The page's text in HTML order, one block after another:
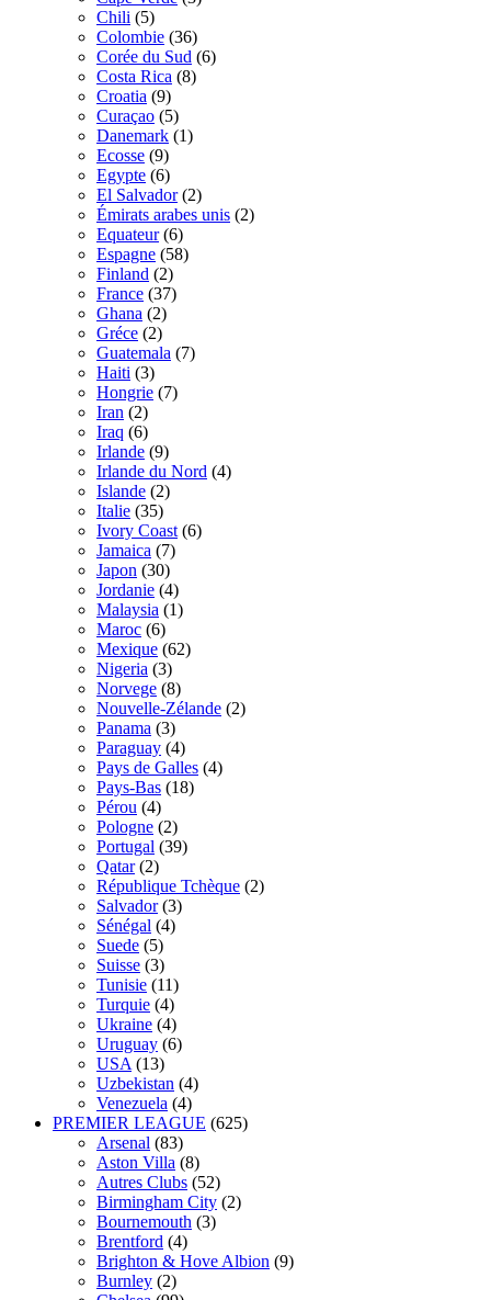
Chili (5)
Colombie (36)
Corée du Sud (6)
Costa Rica (8)
Croatia (9)
Curaçao (5)
Danemark (1)
Ecosse (9)
Egypte (6)
El Salvador (2)
Émirats arabes unis (2)
Equateur (6)
Espagne (58)
Finland (2)
France (37)
Ghana (2)
Gréce (2)
Guatemala (7)
Haiti (3)
Hongrie (7)
Iran (2)
Iraq (6)
Irlande (9)
Irlande du Nord (4)
Islande (2)
Italie (35)
Ivory Coast (6)
Jamaica (7)
Japon (30)
Jordanie (4)
Malaysia (1)
Maroc (6)
Mexique (62)
Nigeria (3)
Norvege (8)
Nouvelle-Zélande (2)
Panama (3)
Paraguay (4)
Pays de Galles (4)
Pays-Bas (18)
Pérou (4)
Pologne (2)
Portugal (39)
Qatar (2)
République Tchèque (2)
Salvador (3)
Sénégal (4)
Suede (5)
Suisse (3)
Tunisie (11)
Turquie (4)
Ukraine (4)
Uruguay (6)
USA (13)
Uzbekistan (4)
Venezuela (4)
PREMIER LEAGUE (625)
Arsenal (83)
Aston Villa (8)
Autres Clubs (52)
Birmingham City (2)
Bournemouth (3)
Brentford (4)
Brighton & Hove Albion (9)
Burnley (2)